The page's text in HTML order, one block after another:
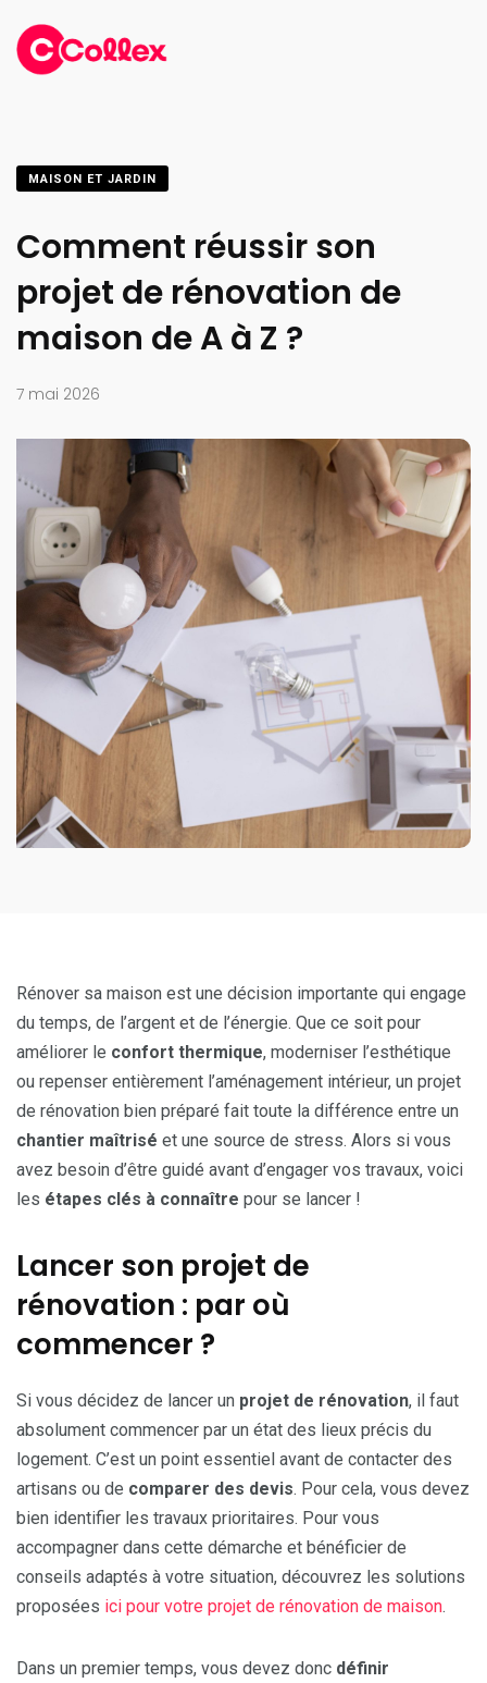
MAISON ET JARDIN
Comment réussir son
projet de rénovation de
maison de A à Z ?
7 mai 2026
Rénover sa maison est une décision importante qui engage
du temps, de l’argent et de l’énergie. Que ce soit pour
améliorer le confort thermique, moderniser l’esthétique
ou repenser entièrement l’aménagement intérieur, un projet
de rénovation bien préparé fait toute la différence entre un
chantier maîtrisé et une source de stress. Alors si vous
avez besoin d’être guidé avant d’engager vos travaux, voici
les étapes clés à connaître pour se lancer !
Lancer son projet de
rénovation : par où
commencer ?
Si vous décidez de lancer un projet de rénovation, il faut
absolument commencer par un état des lieux précis du
logement. C’est un point essentiel avant de contacter des
artisans ou de comparer des devis. Pour cela, vous devez
bien identifier les travaux prioritaires. Pour vous
accompagner dans cette démarche et bénéficier de
conseils adaptés à votre situation, découvrez les solutions
proposées ici pour votre projet de rénovation de maison.
Dans un premier temps, vous devez donc définir